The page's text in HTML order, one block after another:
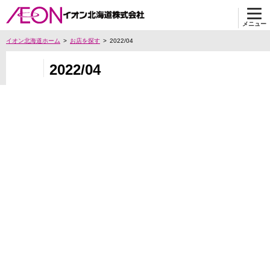
メニュー
イオン北海道ホーム お店を探す 2022/04
2022/04